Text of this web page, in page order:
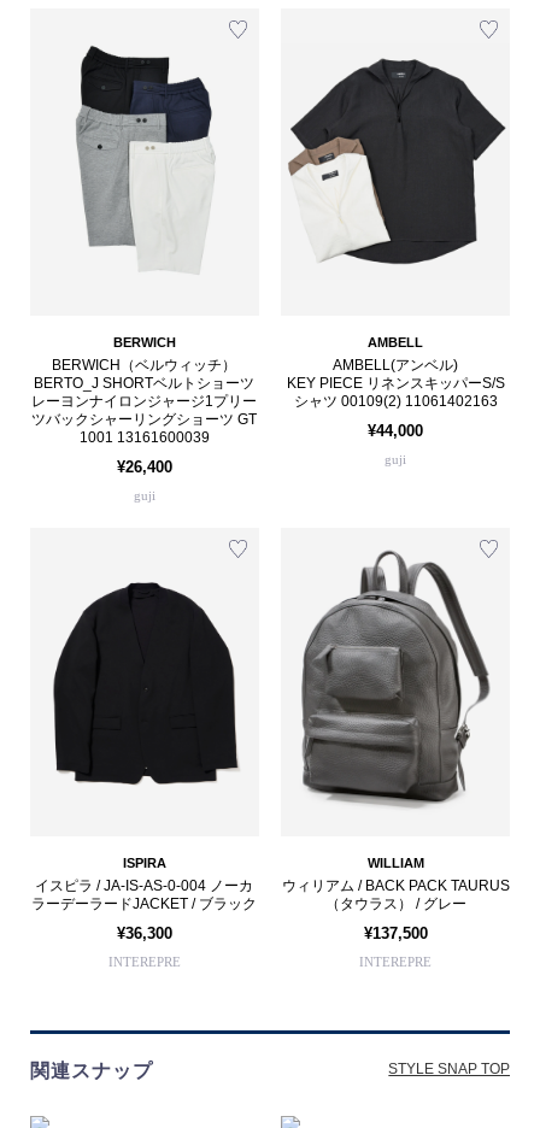
BERWICH
BERWICH（ベルウィッチ）
BERTO_J SHORTベルトショーツ
レーヨンナイロンジャージ1プリー
ツバックシャーリングショーツ GT
1001 13161600039
¥26,400
guji
AMBELL
AMBELL(アンベル)
KEY PIECE リネンスキッパーS/S
シャツ 00109(2) 11061402163
¥44,000
guji
ISPIRA
イスピラ / JA-IS-AS-0-004 ノーカ
ラーデーラードJACKET / ブラック
¥36,300
INTEREPRE
WILLIAM
ウィリアム / BACK PACK TAURUS
（タウラス） / グレー
¥137,500
INTEREPRE
関連スナップ STYLE SNAP TOP